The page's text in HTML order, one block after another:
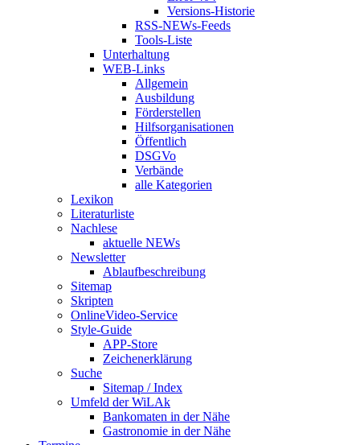
Versions-Historie
RSS-NEWs-Feeds
Tools-Liste
Unterhaltung
WEB-Links
Allgemein
Ausbildung
Förderstellen
Hilfsorganisationen
Öffentlich
DSGVo
Verbände
alle Kategorien
Lexikon
Literaturliste
Nachlese
aktuelle NEWs
Newsletter
Ablaufbeschreibung
Sitemap
Skripten
OnlineVideo-Service
Style-Guide
APP-Store
Zeichenerklärung
Suche
Sitemap / Index
Umfeld der WiLAk
Bankomaten in der Nähe
Gastronomie in der Nähe